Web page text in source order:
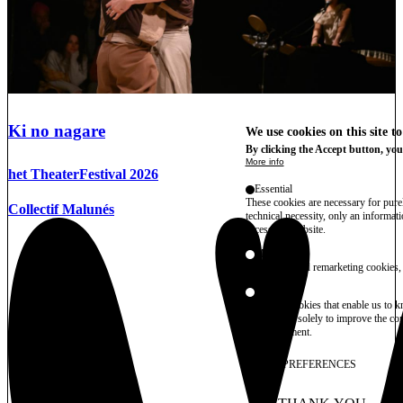
Ki no nagare
het TheaterFestival 2026
Collectif Malunés
We use cookies on this site
By clicking the Accept button,
More info
Essential
These cookies are necessary for
technical necessity, only an
access the website.
Marketing
advertising and remarketing cookies,
Statistics
These are cookies that enable us
information solely to improve the
their placement.
SAVE PREFERENCES